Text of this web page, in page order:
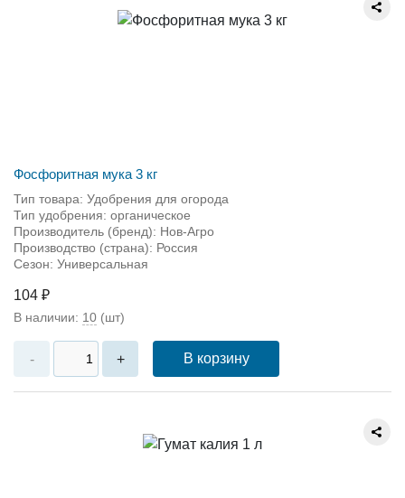
Фосфоритная мука 3 кг
Тип товара: Удобрения для огорода
Тип удобрения: органическое
Производитель (бренд): Нов-Агро
Производство (страна): Россия
Сезон: Универсальная
104 ₽
В наличии: 10 (шт)
- + В корзину